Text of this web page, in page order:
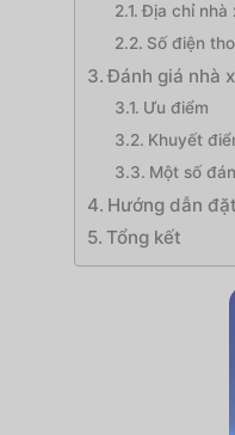
Địa chỉ nhà
Số điện
Đánh giá nhà
Ưu điểm
Khuyết
Một số
Hướng dẫn
Tổng kết